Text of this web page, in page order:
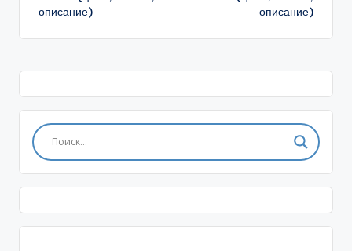
описание)
описание)